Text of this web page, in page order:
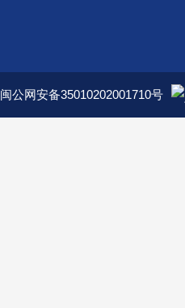
闽公网安备35010202001710号